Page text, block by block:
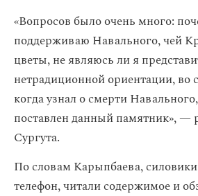
«Вопросов было очень много:
поддерживаю Навального, чей
цветы, не являюсь ли я
нетрадиционной ориентации, во
когда узнал о смерти
поставлен данный памятник», —
Сургута.
По словам Карыпбаева,
телефон, читали содержимое и